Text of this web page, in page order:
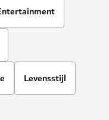
Levensstijl